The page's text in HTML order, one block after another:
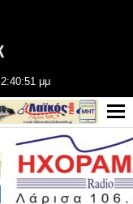
2:40:52 μμ